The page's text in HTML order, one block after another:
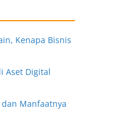
Kenapa Bisnis
Aset Digital
dan Manfaatnya